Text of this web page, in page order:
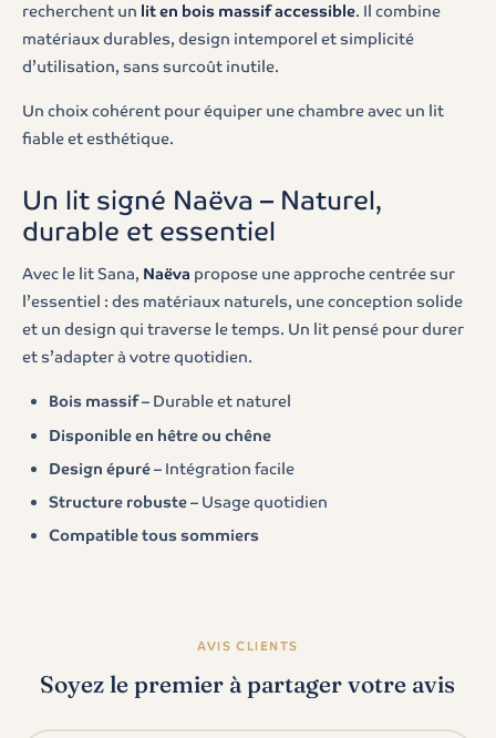
recherchent un lit en bois massif accessible. Il combine
matériaux durables, design intemporel et simplicité
d’utilisation, sans surcoût inutile.
Un choix cohérent pour équiper une chambre avec un lit
fiable et esthétique.
Un lit signé Naëva – Naturel,
durable et essentiel
Avec le lit Sana, Naëva propose une approche centrée sur
l’essentiel : des matériaux naturels, une conception solide
et un design qui traverse le temps. Un lit pensé pour durer
et s’adapter à votre quotidien.
Bois massif– Durable et naturel
Disponible en hêtre ou chêne
Design épuré– Intégration facile
Structure robuste– Usage quotidien
Compatible tous sommiers
AVIS CLIENTS
Soyez le premier à partager votre avis